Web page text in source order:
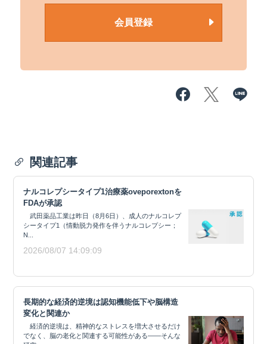
会員登録
関連記事
ナルコレプシータイプ1治療薬oveporextonを
FDAが承認
武田薬品工業は昨日（8月6日）、成人のナルコレプ
シータイプ1（情動脱力発作を伴うナルコレプシー；
N...
2026/08/07 14:09:09
長期的な経済的逆境は認知機能低下や脳構造
変化と関連か
経済的逆境は、精神的なストレスを増大させるだけ
でなく、脳の老化と関連する可能性がある——そんな